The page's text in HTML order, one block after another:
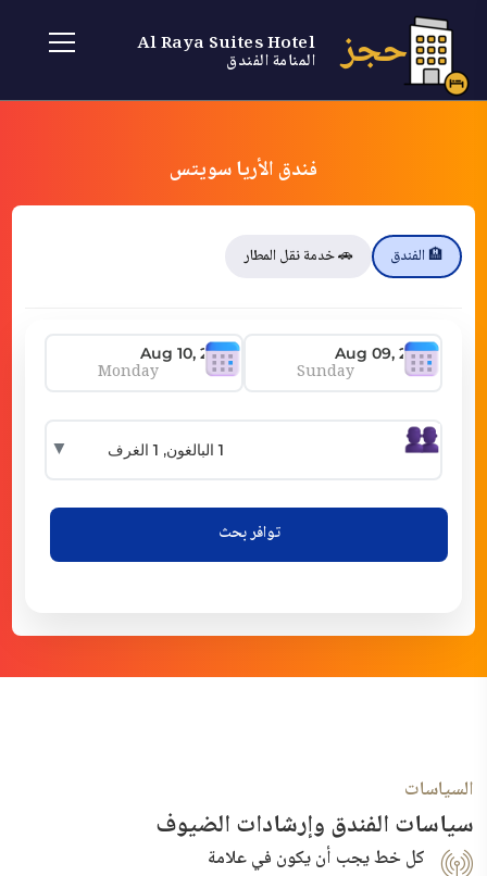
حجز Al Raya Suites Hotel
المنامة الفندق
فندق الأريا سويتس
🏨 الفندق 🚗 خدمة نقل المطار
Sunday
Monday
▼
توافر بحث
السياسات
سياسات الفندق وإرشادات الضيوف
كل خط يجب أن يكون في علامة